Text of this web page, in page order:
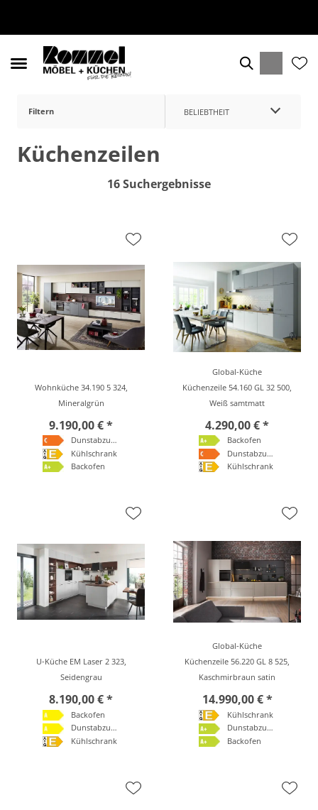
Filtern BELIEBTHEIT
Küchenzeilen
16 Suchergebnisse
Wohnküche 34.190 5 324,
Mineralgrün
9.190,00 € *
Dunstabzugshaube
Kühlschrank
Backofen
Global-Küche
Küchenzeile 54.160 GL 32 500,
Weiß samtmatt
4.290,00 € *
Backofen
Dunstabzugshaube
Kühlschrank
U-Küche EM Laser 2 323,
Seidengrau
8.190,00 € *
Backofen
Dunstabzugshaube
Kühlschrank
Global-Küche
Küchenzeile 56.220 GL 8 525,
Kaschmirbraun satin
14.990,00 € *
Kühlschrank
Dunstabzugshaube
Backofen